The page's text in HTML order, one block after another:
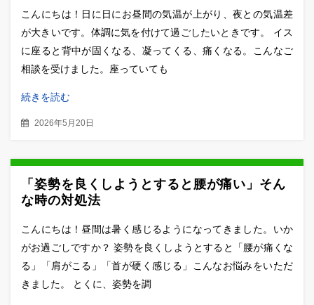
こんにちは！日に日にお昼間の気温が上がり、夜との気温差
が大きいです。体調に気を付けて過ごしたいときです。 イス
に座ると背中が固くなる、凝ってくる、痛くなる。こんなご
相談を受けました。座っていても
続きを読む
2026年5月20日
「姿勢を良くしようとすると腰が痛い」そん
な時の対処法
こんにちは！昼間は暑く感じるようになってきました。いか
がお過ごしですか？ 姿勢を良くしようとすると「腰が痛くな
る」「肩がこる」「首が硬く感じる」こんなお悩みをいただ
きました。 とくに、姿勢を調